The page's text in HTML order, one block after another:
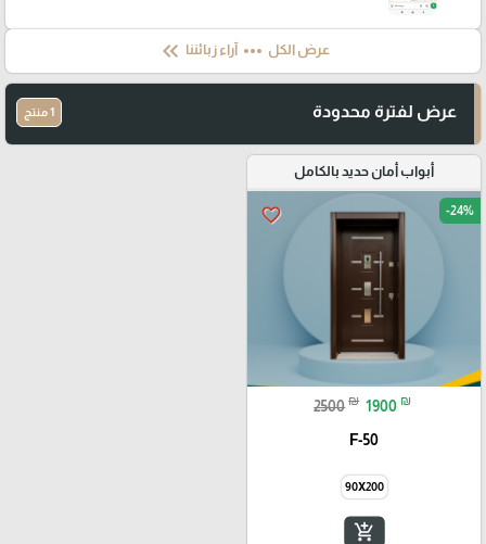
عرض الكل more_horiz آراء زبائننا keyboard_double_arrow_left
عرض لفترة محدودة 1 منتج
أبواب أمان حديد بالكامل
favorite_border -24%
2500 ₪ 1900 ₪
F-50
90X200
add_shopping_cart